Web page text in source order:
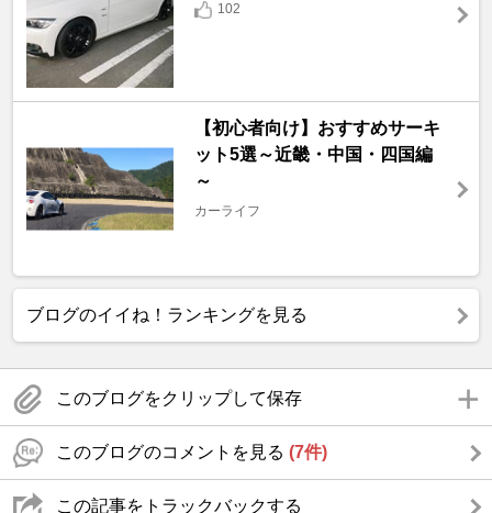
102
【初心者向け】おすすめサーキ
ット5選～近畿・中国・四国編
～
カーライフ
ブログのイイね！ランキングを見る
このブログをクリップして保存
このブログのコメントを見る (7件)
この記事をトラックバックする